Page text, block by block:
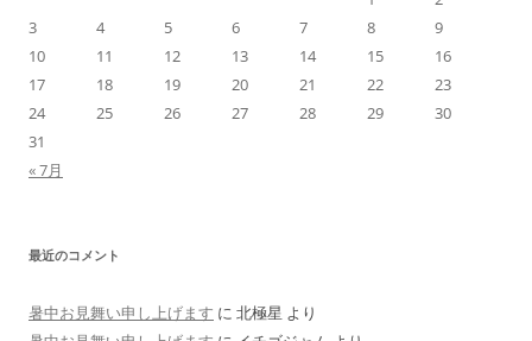
3
4 5 6 7 8
9
10
11 12 13 14 15
16
17
18 19 20 21 22
23
24
25 26 27 28 29
30
31
« 7月
最近のコメント
暑中お見舞い申し上げます に 北極星 より